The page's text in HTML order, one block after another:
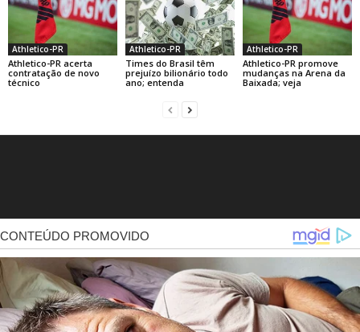
Athletico-PR
Athletico-PR acerta
contratação de novo
técnico
Athletico-PR
Times do Brasil têm
prejuízo bilionário todo
ano; entenda
Athletico-PR
Athletico-PR promove
mudanças na Arena da
Baixada; veja